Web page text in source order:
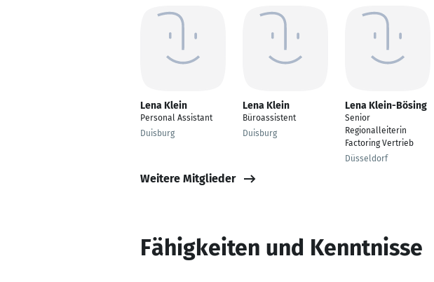
Lena Klein
Personal Assistant
Duisburg
Lena Klein
Büroassistent
Duisburg
Lena Klein-Bösing
Senior
Regionalleiterin
Factoring Vertrieb
Düsseldorf
Weitere Mitglieder
Fähigkeiten und Kenntnisse